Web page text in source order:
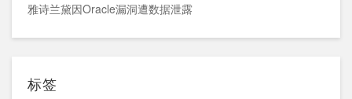
雅诗兰黛因Oracle漏洞遭数据泄露
标签